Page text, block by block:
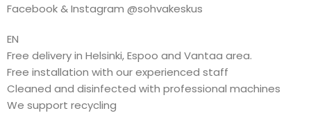
Facebook & Instagram @sohvakeskus
EN
Free delivery in Helsinki, Espoo and Vantaa area.
Free installation with our experienced staff
Cleaned and disinfected with professional machines
We support recycling